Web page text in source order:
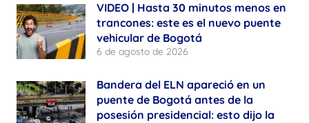
VIDEO | Hasta 30 minutos menos en
trancones: este es el nuevo puente
vehicular de Bogotá
6 de agosto de 2026
Bandera del ELN apareció en un
puente de Bogotá antes de la
posesión presidencial: esto dijo la